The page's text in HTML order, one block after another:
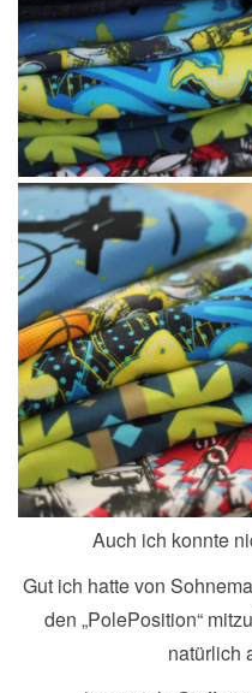
Auch ich konnte
Gut ich hatte von
den „PolePosition“
natürlich